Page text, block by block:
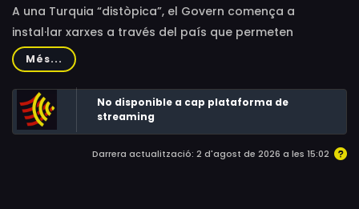
A una Turquia “distòpica”, el Govern comença a
instal·lar xarxes a través del país que permeten
controlar les accions dels ciutadans. Un dia, mentre es
realitza una instal·lació, alguna cosa surt malament. El
resultat es tradueix en la presència d’una entitat
demoníaca que realitza transmissions que posen en
perill la salut dels habitants de lloc.
Més...
No disponible a cap plataforma de
streaming
Darrera actualització: 2 d'agost de 2026 a les 15:02